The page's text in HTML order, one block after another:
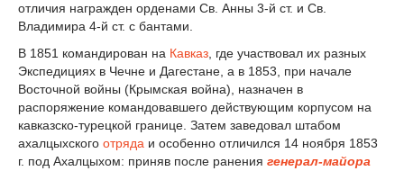
отличия награжден орденами Св. Анны 3-й ст. и Св.
Владимира 4-й ст. с бантами.
В 1851 командирован на Кавказ , где участвовал их разных
Экспедициях в Чечне и Дагестане, а в 1853, при начале
Восточной войны (Крымская война), назначен в
распоряжение командовавшего действующим корпусом на
кавказско-турецкой границе. Затем заведовал штабом
ахалцыхского отряда и особенно отличился 14 ноября 1853
г. под Ахалцыхом: приняв после ранения генерал-майора